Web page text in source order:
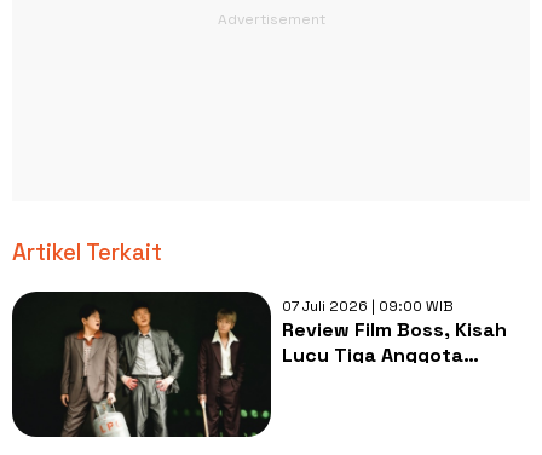
Artikel Terkait
07 Juli 2026 | 09:00 WIB
Review Film Boss, Kisah
Lucu Tiga Anggota